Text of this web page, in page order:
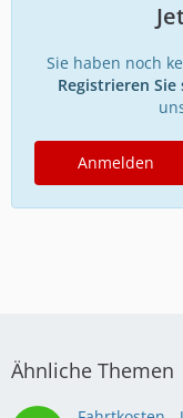
Sie haben noch
Registrieren
Anmelden
Ähnliche Themen